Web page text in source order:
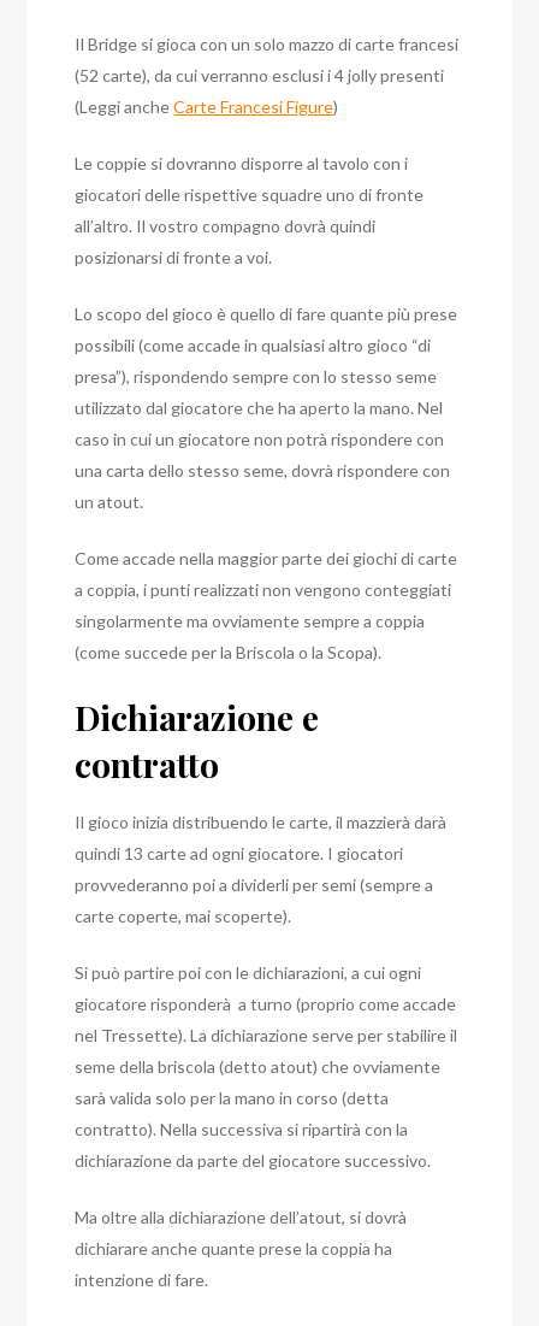
Il Bridge si gioca con un solo mazzo di carte francesi
(52 carte), da cui verranno esclusi i 4 jolly presenti
(Leggi ancheCarte Francesi Figure)
Le coppie si dovranno disporre al tavolo con i
giocatori delle rispettive squadre uno di fronte
all’altro. Il vostro compagno dovrà quindi
posizionarsi di fronte a voi.
Lo scopo del gioco è quello di fare quante più prese
possibili (come accade in qualsiasi altro gioco “di
presa”), rispondendo sempre con lo stesso seme
utilizzato dal giocatore che ha aperto la mano. Nel
caso in cui un giocatore non potrà rispondere con
una carta dello stesso seme, dovrà rispondere con
un atout.
Come accade nella maggior parte dei giochi di carte
a coppia, i punti realizzati non vengono conteggiati
singolarmente ma ovviamente sempre a coppia
(come succede per la Briscola o la Scopa).
Dichiarazione e
contratto
Il gioco inizia distribuendo le carte, il mazzierà darà
quindi 13 carte ad ogni giocatore. I giocatori
provvederanno poi a dividerli per semi (sempre a
carte coperte, mai scoperte).
Si può partire poi con le dichiarazioni, a cui ogni
giocatore risponderà a turno (proprio come accade
nel Tressette). La dichiarazione serve per stabilire il
seme della briscola (detto atout) che ovviamente
sarà valida solo per la mano in corso (detta
contratto). Nella successiva si ripartirà con la
dichiarazione da parte del giocatore successivo.
Ma oltre alla dichiarazione dell’atout, si dovrà
dichiarare anche quante prese la coppia ha
intenzione di fare.